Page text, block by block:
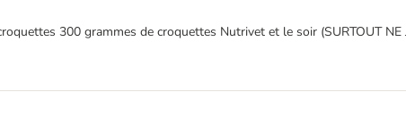
300 grammes de croquettes Nutrivet et le soir (SURTOUT